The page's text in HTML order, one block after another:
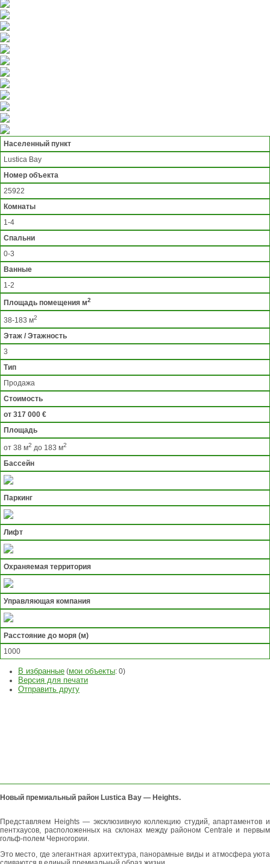
Населенный пункт
Lustica Bay
Номер объекта
25922
Комнаты
1-4
Спальни
0-3
Ванные
1-2
Площадь помещения м2
38-183 м2
Этаж / Этажность
3
Тип
Продажа
Стоимость
от 317 000 €
Площадь
от 38 м2 до 183 м2
Бассейн
Паркинг
Лифт
Охраняемая территория
Управляющая компания
Расстояние до моря (м)
1000
В избранные (мои объекты: 0)
Версия для печати
Отправить другу
Новый премиальный район Lustica Bay — Heights.
Представляем Heights — эксклюзивную коллекцию студий, апартаментов и
пентхаусов, расположенных на склонах между районом Centrale и первым
гольф-полем Черногории.
Это место, где элегантная архитектура, панорамные виды и атмосфера уюта